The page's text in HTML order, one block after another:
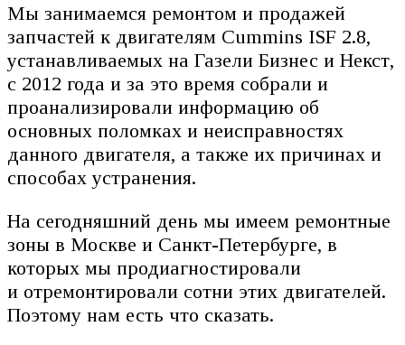
Мы занимаемся ремонтом и продажей
запчастей к двигателям Cummins ISF 2.8,
устанавливаемых на Газели Бизнес и Некст,
с 2012 года и за это время собрали и
проанализировали информацию об
основных поломках и неисправностях
данного двигателя, а также их причинах и
способах устранения.
На сегодняшний день мы имеем ремонтные
зоны в Москве и Санкт-Петербурге, в
которых мы продиагностировали
и отремонтировали сотни этих двигателей.
Поэтому нам есть что сказать.